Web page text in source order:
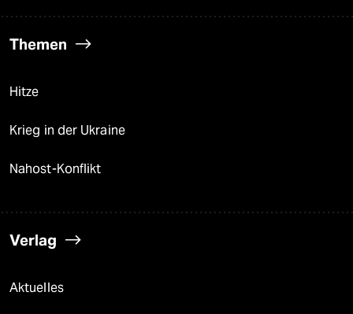
Themen
Hitze
Krieg in der Ukraine
Nahost-Konflikt
Verlag
Aktuelles